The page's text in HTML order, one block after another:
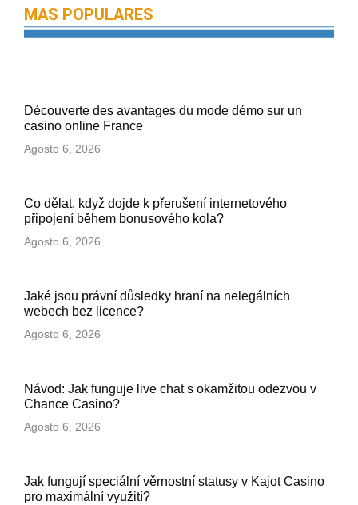
MAS POPULARES
Découverte des avantages du mode démo sur un
casino online France
Agosto 6, 2026
Co dělat, když dojde k přerušení internetového
připojení během bonusového kola?
Agosto 6, 2026
Jaké jsou právní důsledky hraní na nelegálních
webech bez licence?
Agosto 6, 2026
Návod: Jak funguje live chat s okamžitou odezvou v
Chance Casino?
Agosto 6, 2026
Jak fungují speciální věrnostní statusy v Kajot Casino
pro maximální využití?